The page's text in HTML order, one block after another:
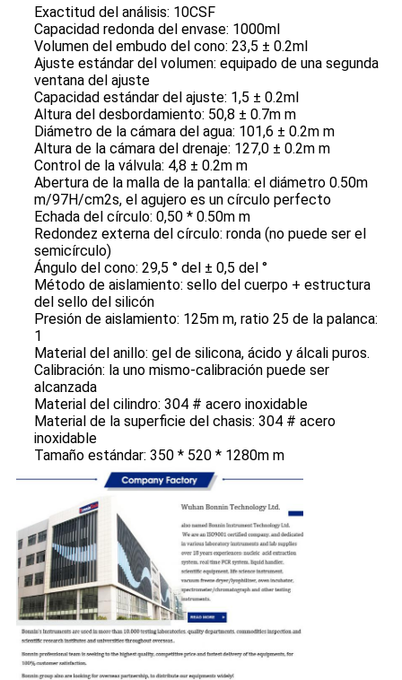
Exactitud del análisis: 10CSF
Capacidad redonda del envase: 1000ml
Volumen del embudo del cono: 23,5 ± 0.2ml
Ajuste estándar del volumen: equipado de una segunda
ventana del ajuste
Capacidad estándar del ajuste: 1,5 ± 0.2ml
Altura del desbordamiento: 50,8 ± 0.7m m
Diámetro de la cámara del agua: 101,6 ± 0.2m m
Altura de la cámara del drenaje: 127,0 ± 0.2m m
Control de la válvula: 4,8 ± 0.2m m
Abertura de la malla de la pantalla: el diámetro 0.50m
m/97H/cm2s, el agujero es un círculo perfecto
Echada del círculo: 0,50 * 0.50m m
Redondez externa del círculo: ronda (no puede ser el
semicírculo)
Ángulo del cono: 29,5 ° del ± 0,5 del °
Método de aislamiento: sello del cuerpo + estructura
del sello del silicón
Presión de aislamiento: 125m m, ratio 25 de la palanca:
1
Material del anillo: gel de silicona, ácido y álcali puros.
Calibración: la uno mismo-calibración puede ser
alcanzada
Material del cilindro: 304 # acero inoxidable
Material de la superficie del chasis: 304 # acero
inoxidable
Tamaño estándar: 350 * 520 * 1280m m